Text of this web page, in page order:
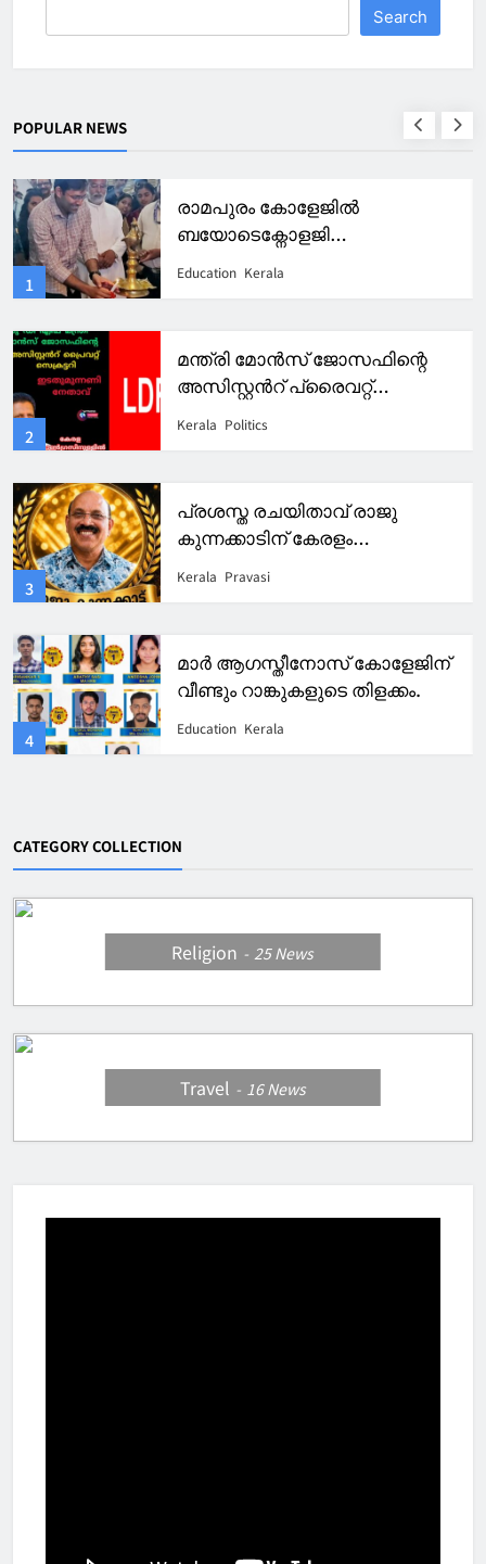
Search
POPULAR NEWS
1
രാമപുരം കോളേജിൽ
ബയോടെക്നോളജി
അസോസിയേഷൻ ഓപ്പറോൺ
Education Kerala
2
മന്ത്രി മോൻസ് ജോസഫിന്റെ
അസിസ്റ്റൻറ് പ്രൈവറ്റ്
സെക്രട്ടറിയായി എൽഡിഎഫ്
Kerala Politics
3
പ്രശസ്ത രചയിതാവ് രാജു
കുന്നക്കാടിന് കേരളം
ഐക്കോണിക് അവാർഡ് 2026
Kerala Pravasi
4
മാർ ആഗസ്തീനോസ് കോളേജിന്
വീണ്ടും റാങ്കുകളുടെ തിളക്കം.
Education Kerala
CATEGORY COLLECTION
Religion 25News
Travel 16News